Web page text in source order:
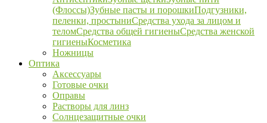
(Флоссы)Зубные пасты и порошкиПодгузники,
пеленки, простыниСредства ухода за лицом и
теломСредства общей гигиеныСредства женской
гигиеныКосметика
Ножницы
Оптика
Аксессуары
Готовые очки
Оправы
Растворы для линз
Солнцезащитные очки